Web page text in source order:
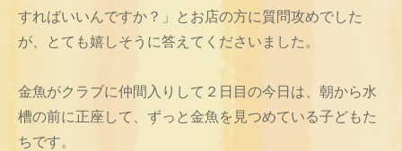
すればいいんですか？」とお店の方に質問攻めでした
が、とても嬉しそうに答えてくださいました。
金魚がクラブに仲間入りして２日目の今日は、朝から水
槽の前に正座して、ずっと金魚を見つめている子どもた
ちです。